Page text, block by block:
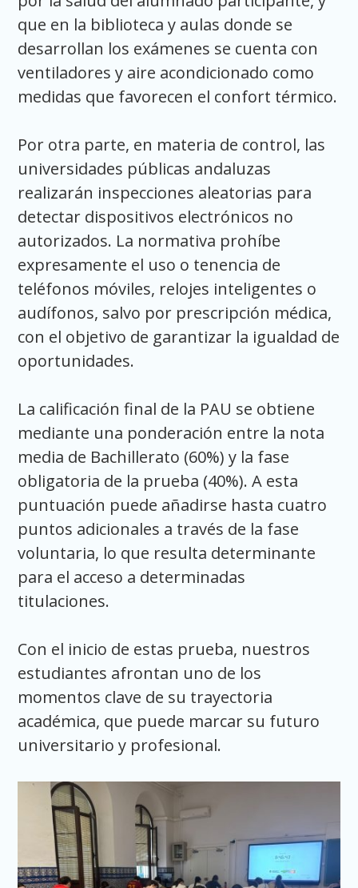
que en la biblioteca y aulas donde se
desarrollan los exámenes se cuenta con
ventiladores y aire acondicionado como
medidas que favorecen el confort térmico.
Por otra parte, en materia de control, las
universidades públicas andaluzas
realizarán inspecciones aleatorias para
detectar dispositivos electrónicos no
autorizados. La normativa prohíbe
expresamente el uso o tenencia de
teléfonos móviles, relojes inteligentes o
audífonos, salvo por prescripción médica,
con el objetivo de garantizar la igualdad de
oportunidades.
La calificación final de la PAU se obtiene
mediante una ponderación entre la nota
media de Bachillerato (60%) y la fase
obligatoria de la prueba (40%). A esta
puntuación puede añadirse hasta cuatro
puntos adicionales a través de la fase
voluntaria, lo que resulta determinante
para el acceso a determinadas
titulaciones.
Con el inicio de estas prueba, nuestros
estudiantes afrontan uno de los
momentos clave de su trayectoria
académica, que puede marcar su futuro
universitario y profesional.